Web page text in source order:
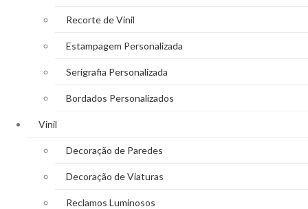
Recorte de Vinil
Estampagem Personalizada
Serigrafia Personalizada
Bordados Personalizados
Vinil
Decoração de Paredes
Decoração de Viaturas
Reclamos Luminosos